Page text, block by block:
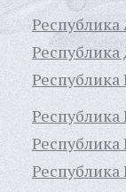
Республика
Республика